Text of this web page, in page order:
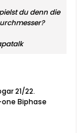
du denn die
21/22.
Biphase